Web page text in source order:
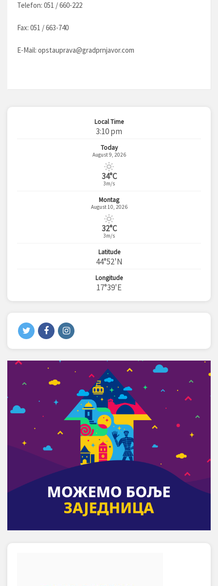
Telefon: 051 / 660-222
Fax: 051 / 663-740
E-Mail: opstauprava@gradprnjavor.com
Local Time
3:10 pm
Today
August 9, 2026
34°C
3m/s
Montag
August 10, 2026
32°C
3m/s
Latitude
44°52'N
Longitude
17°39'E